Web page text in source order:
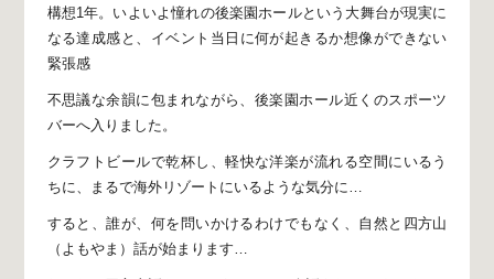
構想1年。 いよいよ憧れの後楽園ホールという 大舞台が現実に
なる達成感と、 イベント当日に何が起きるか想像ができない
緊張感
不思議な余韻に包まれながら、 後楽園ホール近くのスポーツ
バーへ入りました。
クラフトビールで乾杯し、軽快な洋楽が流れる空間にいるう
ちに、
まるで海外リゾートにいるような気分に…
すると、誰が、何を問いかけるわけでもなく、 自然と四方山
（よもやま）話が始まります…